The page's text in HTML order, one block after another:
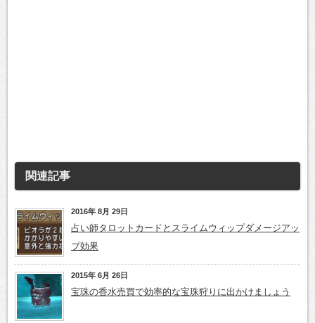
関連記事
2016年 8月 29日
占い師タロットカードとスライムウィップダメージアッ
プ効果
2015年 6月 26日
宝珠の香水売買で効率的な宝珠狩りに出かけましょう